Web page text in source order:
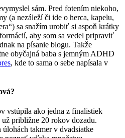
sám. Pred fotením niekoho,
(a nezáleží či ide o herca, kapelu,
sa snažím urobiť si aspoň krátky
aby som sa vedel pripraviť
na písanie blogu. Takže
obyčajná baba s jemným ADHD
, kde to sama o sebe napísala v
vstúpila ako jedna z finalistiek
približne 20 rokov dozadu.
takmer v dvadsiatke